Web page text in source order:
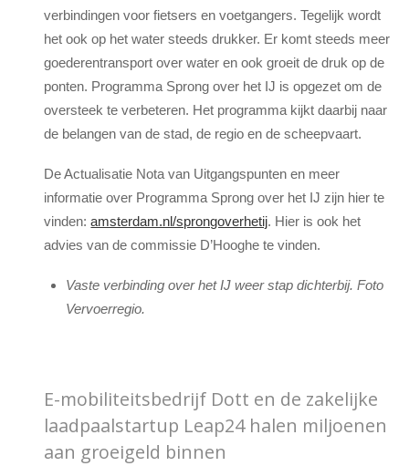
verbindingen voor fietsers en voetgangers. Tegelijk wordt
het ook op het water steeds drukker. Er komt steeds meer
goederentransport over water en ook groeit de druk op de
ponten. Programma Sprong over het IJ is opgezet om de
oversteek te verbeteren. Het programma kijkt daarbij naar
de belangen van de stad, de regio en de scheepvaart.
De Actualisatie Nota van Uitgangspunten en meer
informatie over Programma Sprong over het IJ zijn hier te
vinden:amsterdam.nl/sprongoverhetij. Hier is ook het
advies van de commissie D’Hooghe te vinden.
Vaste verbinding over het IJ weer stap dichterbij. Foto
Vervoerregio.
E-mobiliteitsbedrijf Dott en de zakelijke
laadpaalstartup Leap24 halen miljoenen
aan groeigeld binnen